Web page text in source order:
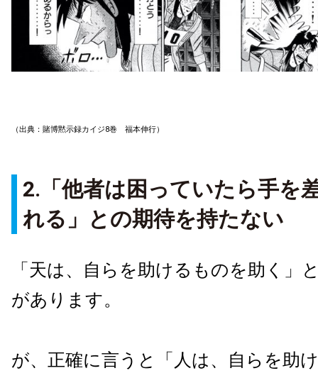
（出典：賭博黙示録カイジ8巻 福本伸行）
2.「他者は困っていたら手を
れる」との期待を持たない
「天は、自らを助けるものを助く」
があります。
が、正確に言うと「人は、自らを助